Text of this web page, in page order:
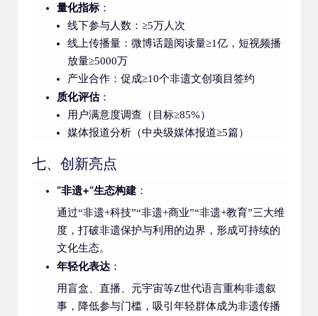
量化指标：
线下参与人数：≥5万人次
线上传播量：微博话题阅读量≥1亿，短视频播
放量≥5000万
产业合作：促成≥10个非遗文创项目签约
质化评估：
用户满意度调查（目标≥85%）
媒体报道分析（中央级媒体报道≥5篇）
七、创新亮点
“非遗+”生态构建 ：
通过“非遗+科技”“非遗+商业”“非遗+教育”三大维
度，打破非遗保护与利用的边界，形成可持续的
文化生态。
年轻化表达 ：
用盲盒、直播、元宇宙等Z世代语言重构非遗叙
事，降低参与门槛，吸引年轻群体成为非遗传播